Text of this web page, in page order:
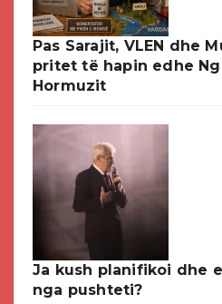
Pas Sarajit, VLEN dhe
pritet të hapin edhe
Hormuzit
Ja kush planifikoi dhe
nga pushteti?